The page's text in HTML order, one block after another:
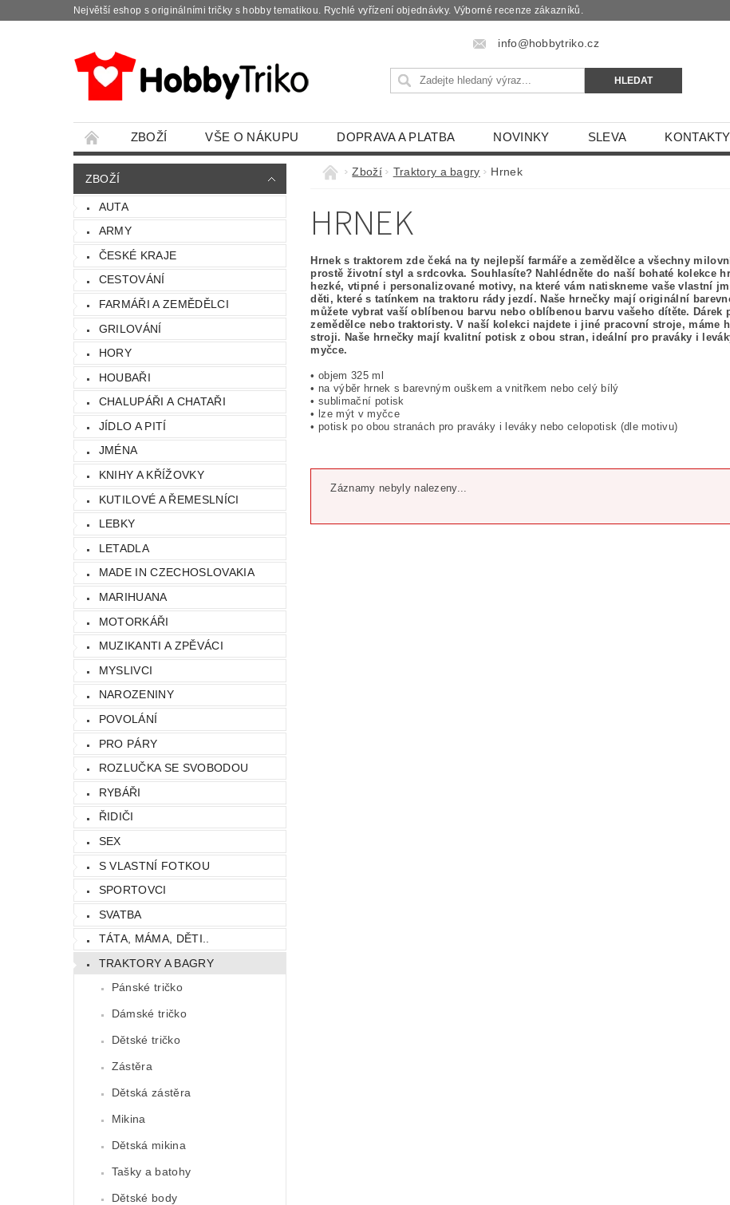
Největší eshop s originálními tričky s hobby tematikou. Rychlé vyřízení objednávky. Výborné recenze zákazníků.
info@hobbytriko.cz
ZBOŽÍ VŠE O NÁKUPU DOPRAVA A PLATBA NOVINKY SLEVA KONTAKTY
ZBOŽÍ
AUTA
ARMY
ČESKÉ KRAJE
CESTOVÁNÍ
FARMÁŘI A ZEMĚDĚLCI
GRILOVÁNÍ
HORY
HOUBAŘI
CHALUPÁŘI A CHATAŘI
JÍDLO A PITÍ
JMÉNA
KNIHY A KŘÍŽOVKY
KUTILOVÉ A ŘEMESLNÍCI
LEBKY
LETADLA
MADE IN CZECHOSLOVAKIA
MARIHUANA
MOTORKÁŘI
MUZIKANTI A ZPĚVÁCI
MYSLIVCI
NAROZENINY
POVOLÁNÍ
PRO PÁRY
ROZLUČKA SE SVOBODOU
RYBÁŘI
ŘIDIČI
SEX
S VLASTNÍ FOTKOU
SPORTOVCI
SVATBA
TÁTA, MÁMA, DĚTI..
TRAKTORY A BAGRY
Pánské tričko
Dámské tričko
Dětské tričko
Zástěra
Dětská zástěra
Mikina
Dětská mikina
Tašky a batohy
Dětské body
Zboží Traktory a bagry Hrnek
HRNEK
Hrnek s traktorem zde čeká na ty nejlepší farmáře a zemědělce a všechny
prostě životní styl a srdcovka. Souhlasíte? Nahlédněte do naší bohaté kolekce
hezké, vtipné i personalizované motivy, na které vám natiskneme vaše vlastní
děti, které s tatínkem na traktoru rády jezdí. Naše hrnečky mají originální
můžete vybrat vaší oblíbenou barvu nebo oblíbenou barvu vašeho dítěte.
zemědělce nebo traktoristy. V naší kolekci najdete i jiné pracovní stroje, máme
stroji. Naše hrnečky mají kvalitní potisk z obou stran, ideální pro praváky i
myčce.
• objem 325 ml
• na výběr hrnek s barevným ouškem a vnitřkem nebo celý bílý
• sublimační potisk
• lze mýt v myčce
• potisk po obou stranách pro praváky i leváky nebo celopotisk (dle motivu)
Záznamy nebyly nalezeny...